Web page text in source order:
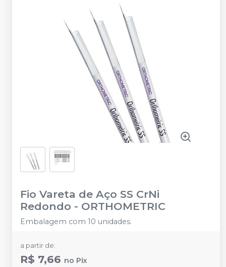
Fio Vareta de Aço SS CrNi
Redondo - ORTHOMETRIC
Embalagem com 10 unidades.
a partir de:
R$ 7,66 no Pix